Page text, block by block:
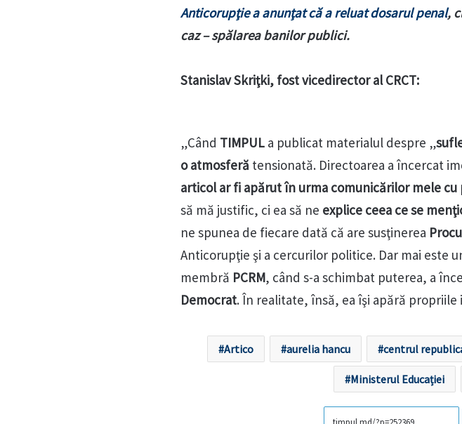
Anticorupţie a anunţat că a reluat dosarul penal,
caz – spălarea banilor publici.
Stanislav Skriţki, fost vicedirector al CRCT:
„Când TIMPUL a publicat materialul despre „
o atmosferă tensionată. Directoarea a încercat
articol ar fi apărut în urma comunicărilor mele cu
să mă justific, ci ea să ne explice ceea ce se
ne spunea de fiecare dată că are susţinerea
Anticorupţie şi a cercurilor politice. Dar mai este
membră PCRM, când s-a schimbat puterea, a
Democrat. În realitate, însă, ea îşi apără propriile
Artico aurelia hancu centrul
Ministerul Educației